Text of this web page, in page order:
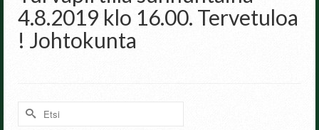
4.8.2019 klo 16.00. Tervetuloa
! Johtokunta
Search
for: